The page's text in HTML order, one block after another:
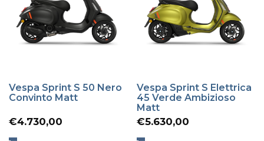
Vespa Sprint S 50 Nero
Convinto Matt
€4.730,00
Vespa Sprint S Elettrica
45 Verde Ambizioso
Matt
€5.630,00